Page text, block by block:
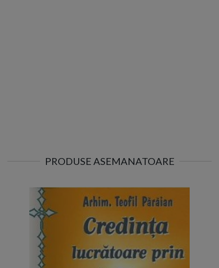
PRODUSE ASEMANATOARE